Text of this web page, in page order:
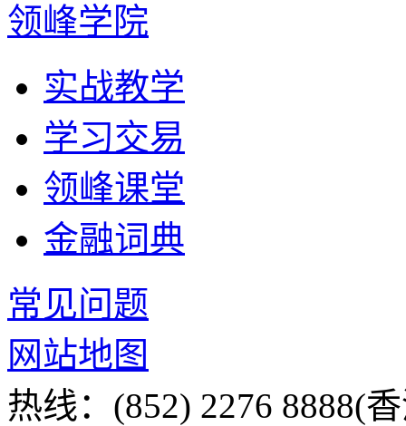
领峰学院
实战教学
学习交易
领峰课堂
金融词典
常见问题
网站地图
热线：(852) 2276 8888(